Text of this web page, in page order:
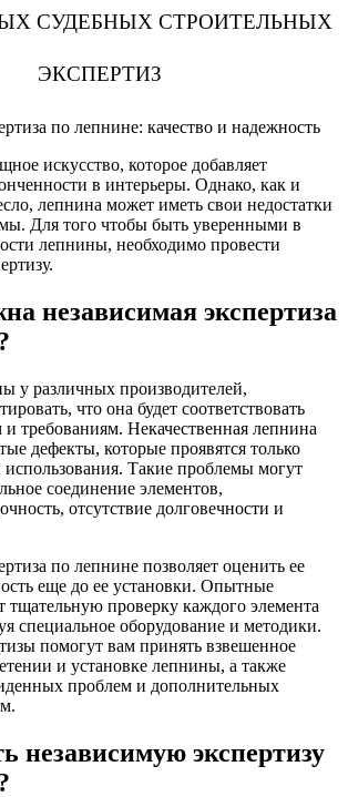
СУДЕБНЫХ СТРОИТЕЛЬНЫХ
ЭКСПЕРТИЗ
по лепнине: качество и надежность
искусство, которое добавляет
в интерьеры. Однако, как и
лепнина может иметь свои недостатки
Для того чтобы быть уверенными в
лепнины, необходимо провести
независимая экспертиза
у различных производителей,
что она будет соответствовать
требованиям. Некачественная лепнина
дефекты, которые проявятся только
использования. Такие проблемы могут
соединение элементов,
отсутствие долговечности и
по лепнине позволяет оценить ее
еще до ее установки. Опытные
тщательную проверку каждого элемента
специальное оборудование и методики.
помогут вам принять взвешенное
и установке лепнины, а также
проблем и дополнительных
независимую экспертизу